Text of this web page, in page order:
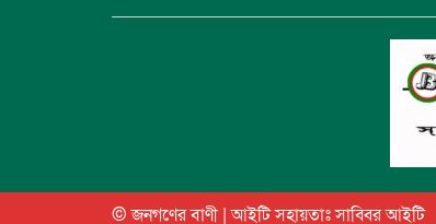
© জনগণের বাণী | আইটি সহায়তাঃসাব্বির আইটি